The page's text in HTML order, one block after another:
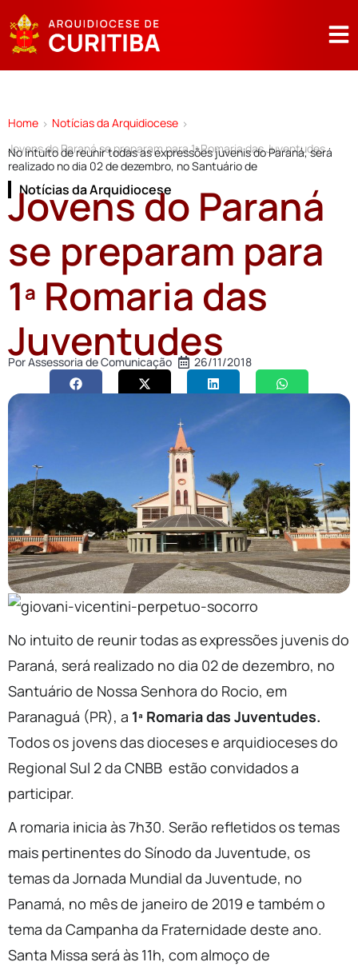
Home > Notícias da Arquidiocese >
Jovens do Paraná se preparam para 1ª Romaria das Juventudes
No intuito de reunir todas as expressões juvenis do Paraná, será
realizado no dia 02 de dezembro, no Santuário de
Notícias da Arquidiocese
Jovens do Paraná
se preparam para
1ª Romaria das
Juventudes
PorAssessoria de Comunicação 26/11/2018
No intuito de reunir todas as expressões juvenis do
Paraná, será realizado no dia 02 de dezembro, no
Santuário de Nossa Senhora do Rocio, em
Paranaguá (PR), a 1ª Romaria das Juventudes.
Todos os jovens das dioceses e arquidioceses do
Regional Sul 2 da CNBB estão convidados a
participar.
A romaria inicia às 7h30. Serão refletidos os temas
mais pertinentes do Sínodo da Juventude, os
temas da Jornada Mundial da Juventude, no
Panamá, no mês de janeiro de 2019 e também o
tema da Campanha da Fraternidade deste ano.
Santa Missa será às 11h, com almoço de